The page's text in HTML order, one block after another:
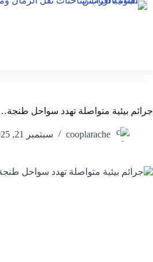
التجاوز
جرائم بيئية متواصلة تهدد سواحل
cooplarache سبتمبر 21, 2025